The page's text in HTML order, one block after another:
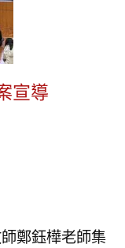
宣導
鄭鈺樺老師集